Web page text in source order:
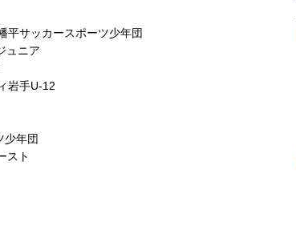
サッカースポーツ少年団
ュニア
岩手U-12
年団
スト